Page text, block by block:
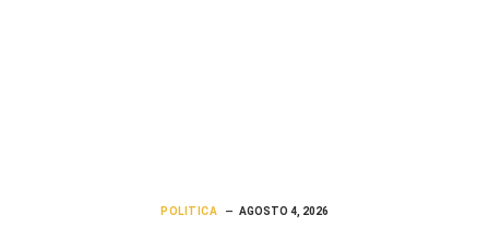
POLITICA AGOSTO 4, 2026